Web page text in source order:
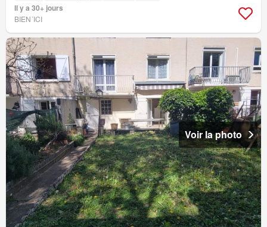
Il y a 30+ jours
BIEN´ICI
Voir la photo